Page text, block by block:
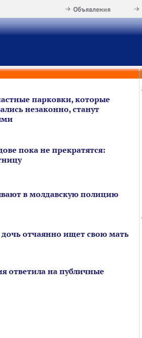
Объявления
парковки, которые
незаконно, станут
пока не прекратятся:
в молдавскую полицию
отчаянно ищет свою мать
ответила на публичные